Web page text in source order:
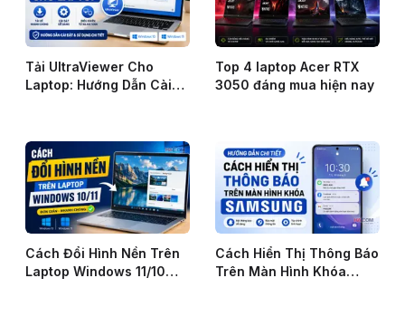
Tải UltraViewer Cho
Laptop: Hướng Dẫn Cài
Top 4 laptop Acer RTX
3050 đáng mua hiện nay
Cách Đổi Hình Nền Trên
Laptop Windows 11/10
Cách Hiển Thị Thông Báo
Trên Màn Hình Khóa